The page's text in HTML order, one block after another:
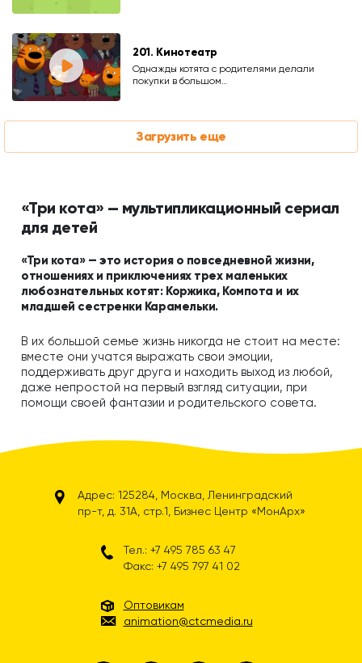
201. Кинотеатр
Однажды котята с родителями делали
покупки в большом…
Загрузить еще
«Три кота» — мультипликационный сериал
для детей
«Три кота» — это история о повседневной жизни,
отношениях и приключениях трех маленьких
любознательных котят: Коржика, Компота и их
младшей сестренки Карамельки.
В их большой семье жизнь никогда не стоит на месте:
вместе они учатся выражать свои эмоции,
поддерживать друг друга и находить выход из любой,
даже непростой на первый взгляд ситуации, при
помощи своей фантазии и родительского совета.
Адрес: 125284, Москва, Ленинградский
пр-т, д. 31А, стр.1, Бизнес Центр «МонАрх»
Тел.: +7 495 785 63 47
Факс: +7 495 797 41 02
Оптовикам
animation@ctcmedia.ru